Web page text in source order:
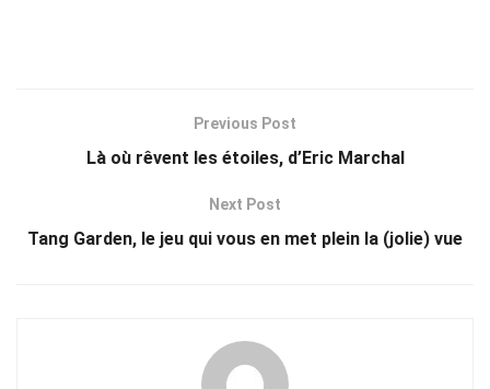
Previous Post
Là où rêvent les étoiles, d’Eric Marchal
Next Post
Tang Garden, le jeu qui vous en met plein la (jolie) vue